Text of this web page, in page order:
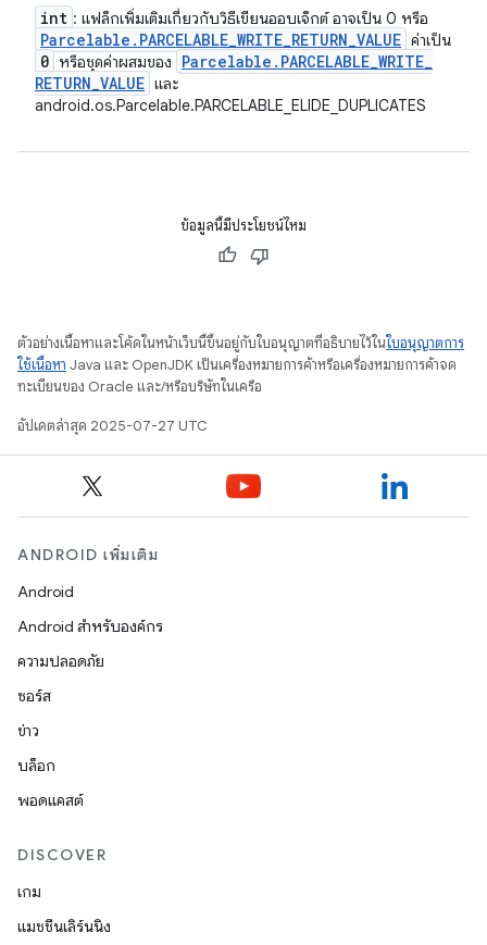
int : แฟล็กเพิ่มเติมเกี่ยวกับวิธีเขียนออบเจ็กต์ อาจเป็น 0 หรือ
Parcelable . PARCELABLE_WRITE_RETURN_VALUE ค่าเป็น
0 หรือชุดค่าผสมของ Parcelable . PARCELABLE_WRITE_
RETURN_VALUE และ
android.os.Parcelable.PARCELABLE_ELIDE_DUPLICATES
ข้อมูลนี้มีประโยชน์ไหม
ตัวอย่างเนื้อหาและโค้ดในหน้าเว็บนี้ขึ้นอยู่กับใบอนุญาตที่อธิบายไว้ในใบอนุญาตการ
ใช้เนื้อหา Java และ OpenJDK เป็นเครื่องหมายการค้าหรือเครื่องหมายการค้าจด
ทะเบียนของ Oracle และ/หรือบริษัทในเครือ
อัปเดตล่าสุด 2025-07-27 UTC
ANDROID เพิ่มเติม
Android
Android สำหรับองค์กร
ความปลอดภัย
ซอร์ส
ข่าว
บล็อก
พอดแคสต์
DISCOVER
เกม
แมชชีนเลิร์นนิง